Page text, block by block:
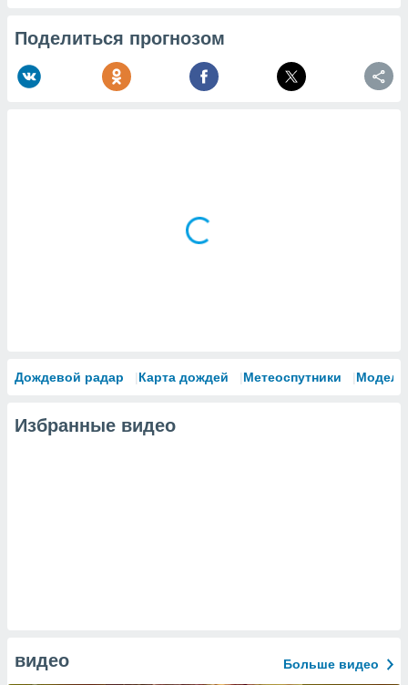
Поделиться прогнозом
Дождевой радар Карта дождей Метеоспутники Модели
Избранные видео
видео Больше видео